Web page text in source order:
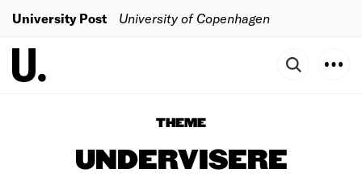
University Post University of Copenhagen
THEME
UNDERVISERE